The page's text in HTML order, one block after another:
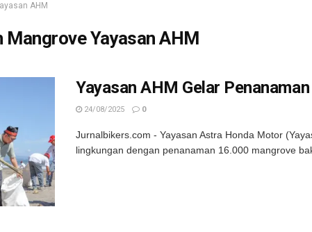
AHM
Mangrove Yayasan AHM
Yayasan AHM Gelar
24/08/2025 0
Jurnalbikers.com - Yayasan Astra Honda Motor
lingkungan dengan penanaman 16.000 mangrove